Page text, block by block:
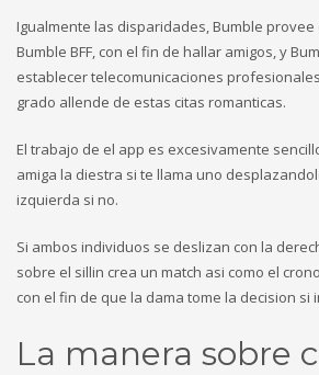
Igualmente las disparidades, Bumble
Bumble BFF, con el fin de hallar amigos, y
establecer telecomunicaciones
grado allende de estas citas romanticas.
El trabajo de el app es excesivamente
amiga la diestra si te llama uno
izquierda si no.
Si ambos individuos se deslizan con la
sobre el silli­n crea un match asi­ como el
con el fin de que la dama tome la decision si
La manera sobre